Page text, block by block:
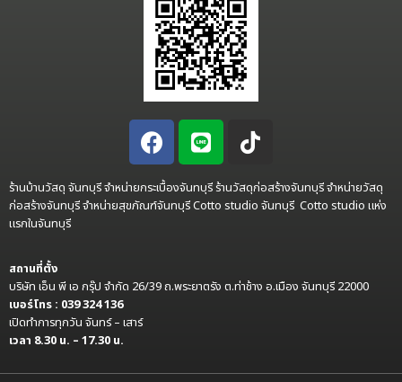
ร้านบ้านวัสดุ จันทบุรี จำหน่ายกระเบื้องจันทบุรี ร้านวัสดุก่อสร้างจันทบุรี จำหน่ายวัสดุ
ก่อสร้างจันทบุรี จำหน่ายสุขภัณฑ์จันทบุรี Cotto studio จันทบุรี Cotto studio แห่ง
แรกในจันทบุรี
สถานที่ตั้ง
บริษัท เอ็น พี เอ กรุ๊ป จำกัด 26/39 ถ.พระยาตรัง ต.ท่าช้าง อ.เมือง จันทบุรี 22000
เบอร์โทร : 039 324 136
เปิดทำการทุกวัน จันทร์ – เสาร์
เวลา 8.30 น. – 17.30 น.